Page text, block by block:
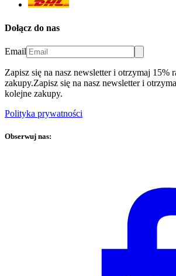
Dołącz do nas
Email
Zapisz się na nasz newsletter i otrzymaj 15%
zakupy.Zapisz się na nasz newsletter i
kolejne zakupy.
Polityka prywatności
Obserwuj nas: